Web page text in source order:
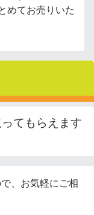
めてお売りいた
てもらえます
、お気軽にご相